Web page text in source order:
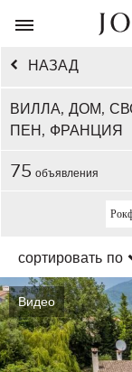
НАЗАД
ВИЛЛА, ДОМ,
ПЕН, ФРАНЦИЯ
75 объявления
сортировать по
Видео